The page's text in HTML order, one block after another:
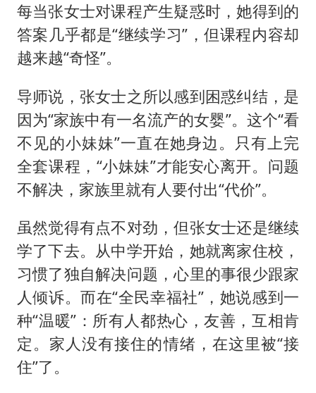
每当张女士对课程产生疑惑时，她得到的
答案几乎都是“继续学习”，但课程内容却
越来越“奇怪”。
导师说，张女士之所以感到困惑纠结，是
因为“家族中有一名流产的女婴”。这个“看
不见的小妹妹”一直在她身边。只有上完
全套课程，“小妹妹”才能安心离开。问题
不解决，家族里就有人要付出“代价”。
虽然觉得有点不对劲，但张女士还是继续
学了下去。从中学开始，她就离家住校，
习惯了独自解决问题，心里的事很少跟家
人倾诉。而在“全民幸福社”，她说感到一
种“温暖”：所有人都热心，友善，互相肯
定。家人没有接住的情绪，在这里被“接
住”了。